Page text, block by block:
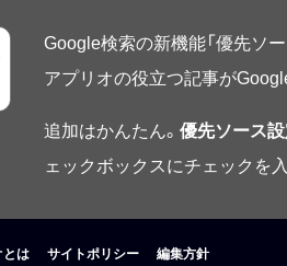
Google検索の新機能「優先ソ
アプリオの役立つ記事が
追加はかんたん。 優先ソース
ェックボックスにチェックを
とは サイトポリシー 編集方針